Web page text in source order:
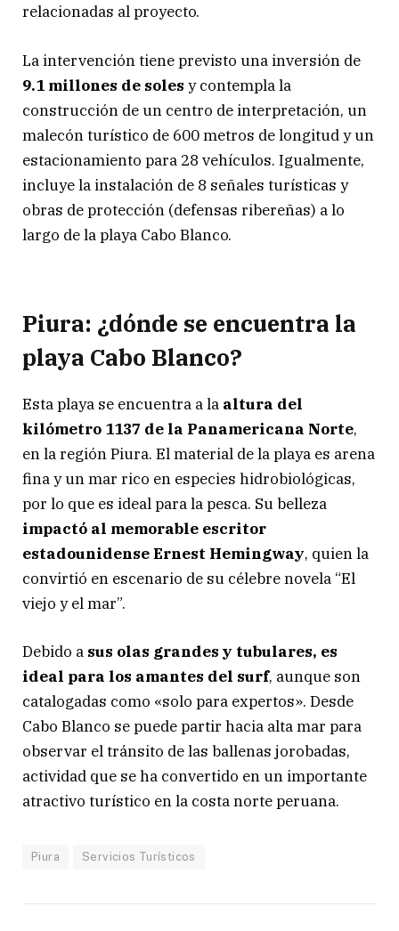
relacionadas al proyecto.
La intervención tiene previsto una inversión de
9.1 millones de soles y contempla la
construcción de un centro de interpretación, un
malecón turístico de 600 metros de longitud y un
estacionamiento para 28 vehículos. Igualmente,
incluye la instalación de 8 señales turísticas y
obras de protección (defensas ribereñas) a lo
largo de la playa Cabo Blanco.
Piura: ¿dónde se encuentra la
playa Cabo Blanco?
Esta playa se encuentra a la altura del
kilómetro 1137 de la Panamericana Norte,
en la región Piura. El material de la playa es arena
fina y un mar rico en especies hidrobiológicas,
por lo que es ideal para la pesca. Su belleza
impactó al memorable escritor
estadounidense Ernest Hemingway, quien la
convirtió en escenario de su célebre novela “El
viejo y el mar”.
Debido a sus olas grandes y tubulares, es
ideal para los amantes del surf, aunque son
catalogadas como «solo para expertos». Desde
Cabo Blanco se puede partir hacia alta mar para
observar el tránsito de las ballenas jorobadas,
actividad que se ha convertido en un importante
atractivo turístico en la costa norte peruana.
Piura Servicios Turísticos